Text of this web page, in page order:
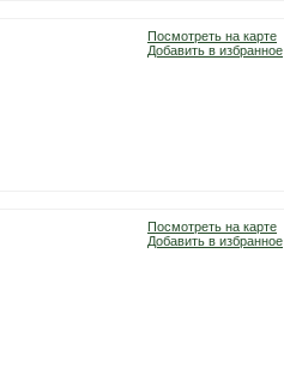
Посмотреть на карте
Добавить в избранное
Посмотреть на карте
Добавить в избранное